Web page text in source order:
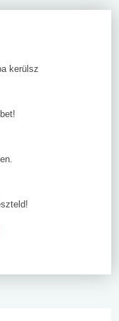
kerülsz